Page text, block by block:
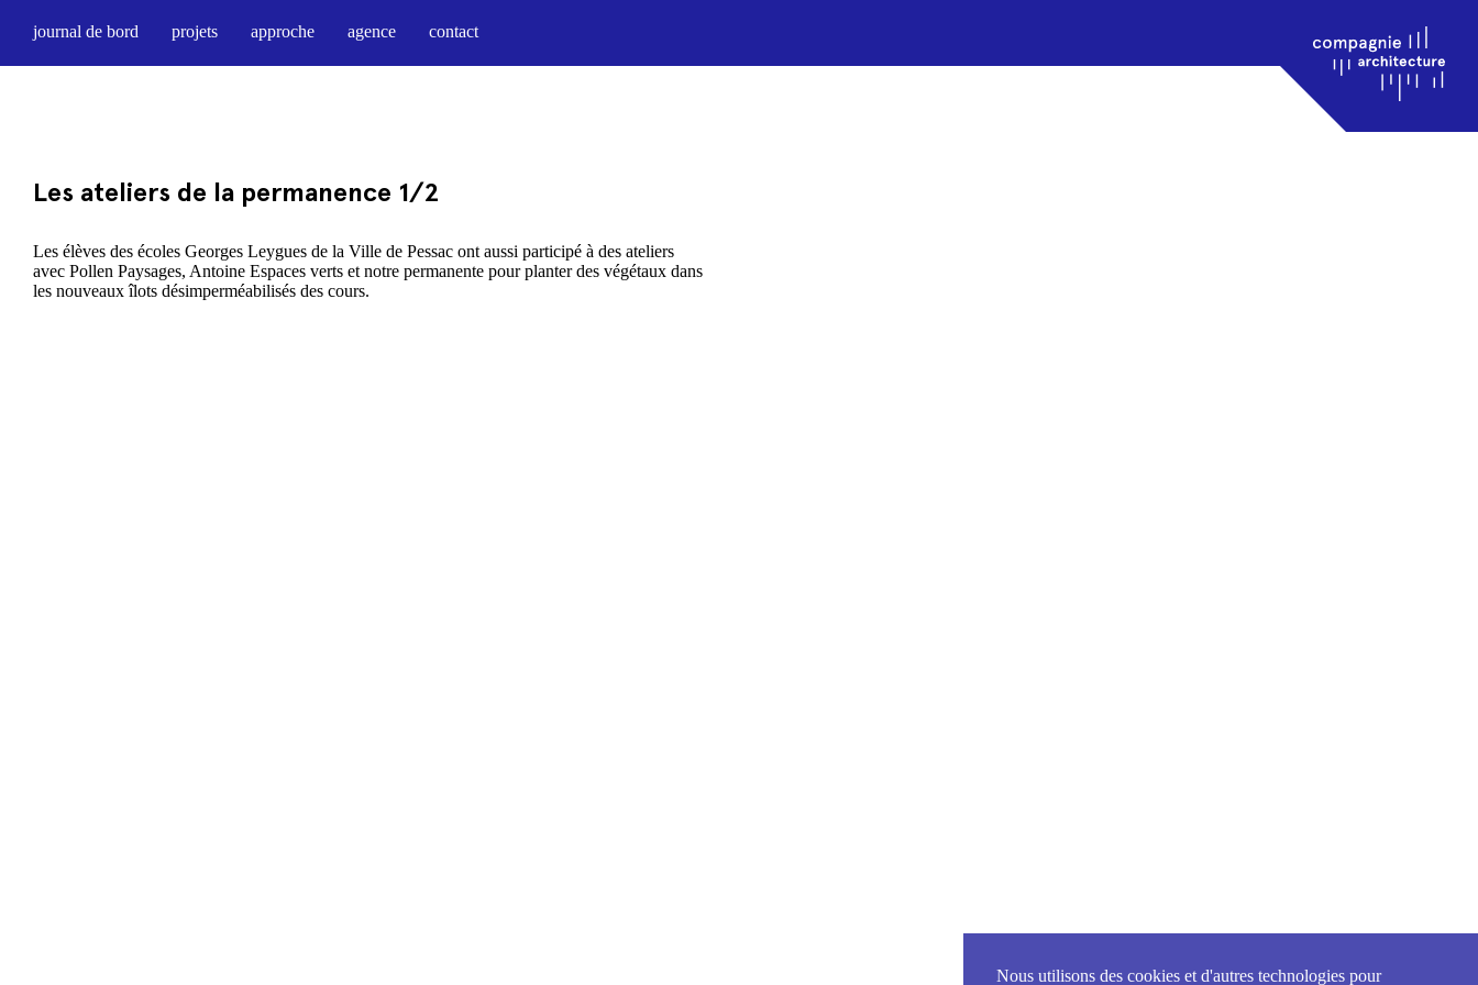
Nous utilisons des cookies et d'autres technologies pour
journal de bord projets approche agence contact
Les ateliers de la permanence 1/2
Les élèves des écoles Georges Leygues de la Ville de Pessac ont aussi participé à des ateliers
avec Pollen Paysages, Antoine Espaces verts et notre permanente pour planter des végétaux dans
les nouveaux îlots désimperméabilisés des cours.